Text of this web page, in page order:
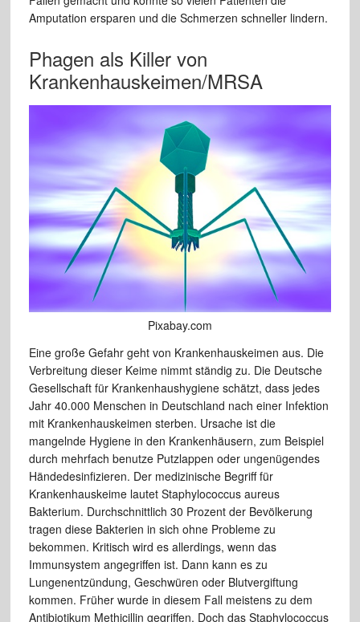
Amputation ersparen und die Schmerzen schneller lindern.
Phagen als Killer von
Krankenhauskeimen/MRSA
Pixabay.com
Eine große Gefahr geht von Krankenhauskeimen aus. Die
Verbreitung dieser Keime nimmt ständig zu. Die Deutsche
Gesellschaft für Krankenhaushygiene schätzt, dass jedes
Jahr 40.000 Menschen in Deutschland nach einer Infektion
mit Krankenhauskeimen sterben. Ursache ist die
mangelnde Hygiene in den Krankenhäusern, zum Beispiel
durch mehrfach benutze Putzlappen oder ungenügendes
Händedesinfizieren. Der medizinische Begriff für
Krankenhauskeime lautet Staphylococcus aureus
Bakterium. Durchschnittlich 30 Prozent der Bevölkerung
tragen diese Bakterien in sich ohne Probleme zu
bekommen. Kritisch wird es allerdings, wenn das
Immunsystem angegriffen ist. Dann kann es zu
Lungenentzündung, Geschwüren oder Blutvergiftung
kommen. Früher wurde in diesem Fall meistens zu dem
Antibiotikum Methicillin gegriffen. Doch das Staphylococcus